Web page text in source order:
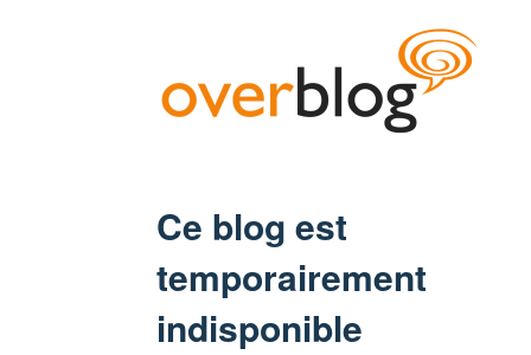
Ce blog est
temporairement
indisponible